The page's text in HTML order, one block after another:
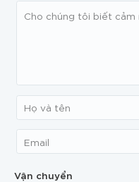
Vận chuyển